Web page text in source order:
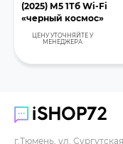
(2025) М5 1Тб Wi-Fi
«черный космос»
ЦЕНУ УТОЧНЯЙТЕ У
МЕНЕДЖЕРА
г.Тюмень, ул.